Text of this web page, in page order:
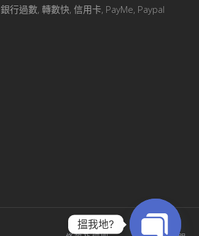
銀行過數, 轉數快, 信用卡, PayMe, Paypal
搵我地?